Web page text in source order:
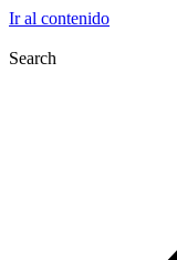
Ir al contenido
Search